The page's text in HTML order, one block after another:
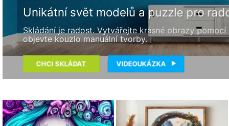
Unikátní svět modelů a puzzle pro
Skládání je radost. Vytvářejte krásné obrazy
objevte kouzlo manuální tvorby.
CHCI SKLÁDAT VIDEOUKÁZKA